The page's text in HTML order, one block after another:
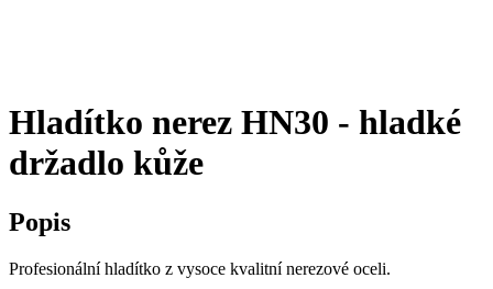
Hladítko nerez HN30 - hladké
držadlo kůže
Popis
Profesionální hladítko z vysoce kvalitní nerezové oceli.